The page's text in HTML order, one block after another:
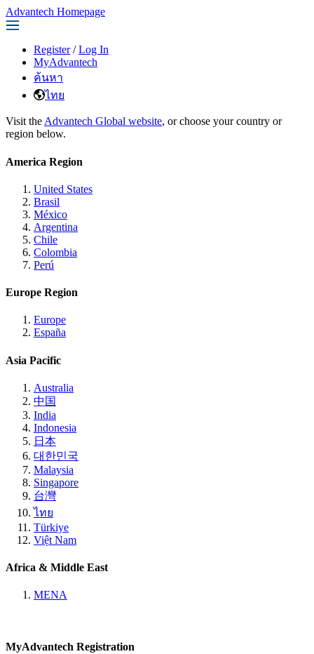
Advantech Homepage
Register / Log In
MyAdvantech
ค้นหา
ไทย
Visit the Advantech Global website, or choose your country or
region below.
America Region
United States
Brasil
México
Argentina
Chile
Colombia
Perú
Europe Region
Europe
España
Asia Pacific
Australia
中国
India
Indonesia
日本
대한민국
Malaysia
Singapore
台灣
ไทย
Türkiye
Việt Nam
Africa & Middle East
MENA
MyAdvantech Registration